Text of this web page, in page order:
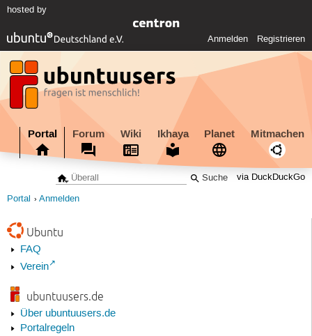
hosted by
Anmelden Registrieren
Portal Forum Wiki Ikhaya Planet Mitmachen
via DuckDuckGo
Portal Anmelden
Ubuntu
FAQ
Verein
ubuntuusers.de
Über ubuntuusers.de
Portalregeln